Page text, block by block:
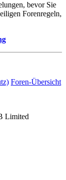
bevor Sie
Forenregeln,
Foren-Übersicht
Limited